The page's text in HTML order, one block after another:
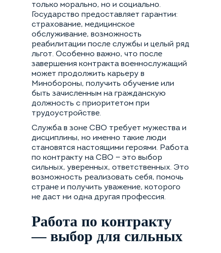
только морально, но и социально.
Государство предоставляет гарантии:
страхование, медицинское
обслуживание, возможность
реабилитации после службы и целый ряд
льгот. Особенно важно, что после
завершения контракта военнослужащий
может продолжить карьеру в
Минобороны, получить обучение или
быть зачисленным на гражданскую
должность с приоритетом при
трудоустройстве.
Служба в зоне СВО требует мужества и
дисциплины, но именно такие люди
становятся настоящими героями. Работа
по контракту на СВО — это выбор
сильных, уверенных, ответственных. Это
возможность реализовать себя, помочь
стране и получить уважение, которого
не даст ни одна другая профессия.
Работа по контракту
— выбор для сильных